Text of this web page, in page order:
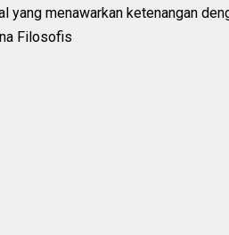
yang menawarkan ketenangan
Filosofis